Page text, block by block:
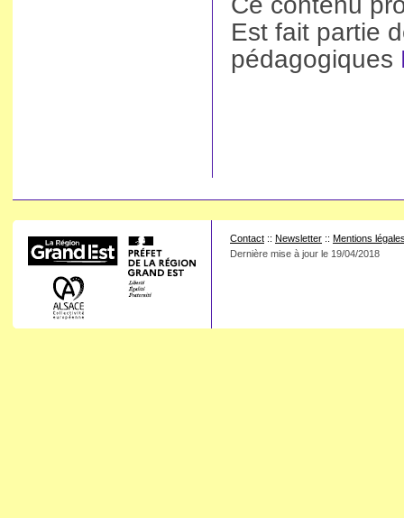
Est fait partie
pédagogiques
Contact :: Newsletter :: Mentions
Dernière mise à jour le 19/04/2018